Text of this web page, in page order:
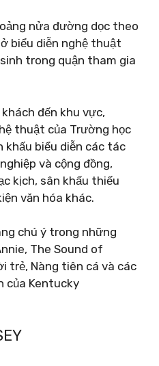
nửa đường dọc theo
biểu diễn nghệ thuật
trong quận tham gia
đến khu vực,
thuật của Trường học
khấu biểu diễn các tác
và cộng đồng,
kịch, sân khấu thiếu
văn hóa khác.
chú ý trong những
The Sound of
trẻ, Nàng tiên cá và các
của Kentucky